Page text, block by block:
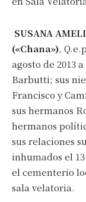
SUSANA
(«Chana»),
agosto de 2013
Barbutti; sus
Francisco y
sus hermanos
hermanos
sus relaciones
inhumados el 13
el cementerio
sala velatoria.